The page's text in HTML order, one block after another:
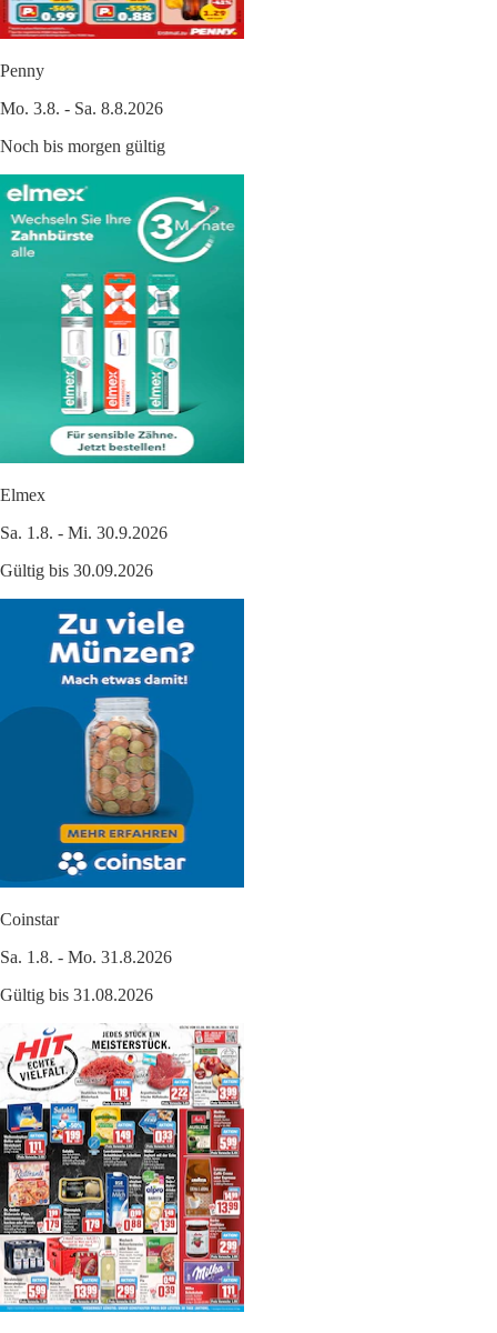
Penny
Mo. 3.8. - Sa. 8.8.2026
Noch bis morgen gültig
Elmex
Sa. 1.8. - Mi. 30.9.2026
Gültig bis 30.09.2026
Coinstar
Sa. 1.8. - Mo. 31.8.2026
Gültig bis 31.08.2026